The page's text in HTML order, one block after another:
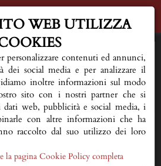
HOME
FIANCO
CONSIGLIO
WEB UTILIZZA
contenuti ed annunci,
dei social media e per analizzare il
inoltre informazioni sul modo
sito con i nostri partner che si
dati web, pubblicità e social media, i
con altre informazioni che ha
raccolto dal suo utilizzo dei loro
la pagina Cookie Policy completa